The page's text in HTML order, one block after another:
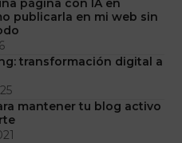
página con IA en
publicarla en mi web sin
transformación digital a
mantener tu blog activo